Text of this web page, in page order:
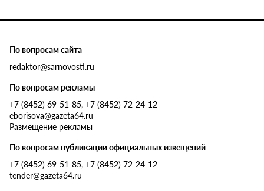
По вопросам сайта
redaktor@sarnovosti.ru
По вопросам рекламы
+7 (8452) 69-51-85, +7 (8452) 72-24-12
eborisova@gazeta64.ru
Размещение рекламы
По вопросам публикации официальных извещений
+7 (8452) 69-51-85, +7 (8452) 72-24-12
tender@gazeta64.ru